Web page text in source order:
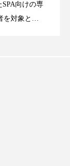
SPA向けの専
を対象と
る」アフタ
者が予測す